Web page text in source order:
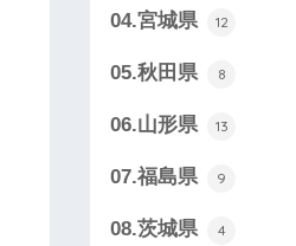
04.宮城県 12
05.秋田県 8
06.山形県 13
07.福島県 9
08.茨城県 4